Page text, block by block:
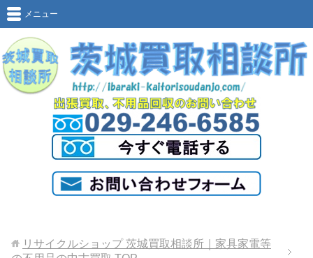
メニュー
リサイクルショップ 茨城買取相談所｜家具家電等